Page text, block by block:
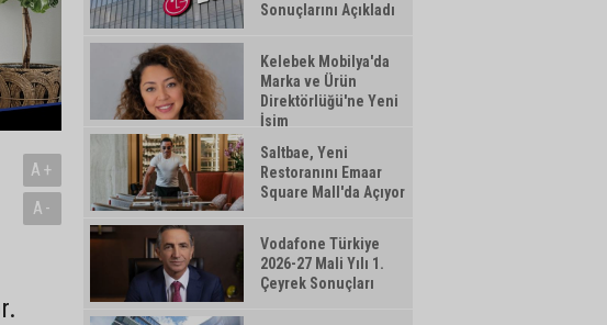
A+
A-
Sonuçlarını Açıkladı
Kelebek Mobilya'da
Marka ve Ürün
Direktörlüğü'ne Yeni
İsim
Saltbae, Yeni
Restoranını Emaar
Square Mall'da Açıyor
Vodafone Türkiye
2026-27 Mali Yılı 1.
Çeyrek Sonuçları